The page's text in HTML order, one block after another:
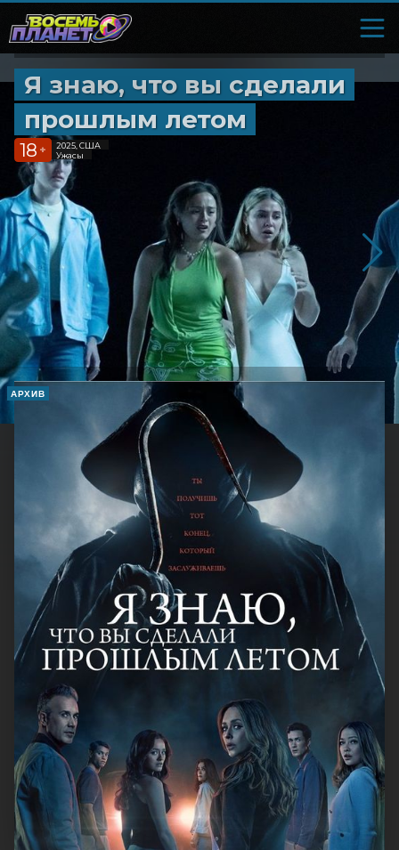
Я знаю, что вы сделали
прошлым летом
18 +
2025, США
Ужасы
АРХИВ